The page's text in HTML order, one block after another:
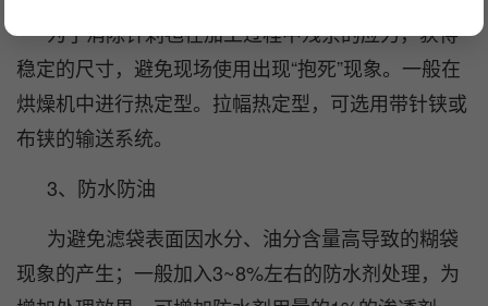
为了消除针刺毡在加工过程中残余的应力，获得
稳定的尺寸，避免现场使用出现“抱死”现象。一般在
烘燥机中进行热定型。拉幅热定型，可选用带针铗或
布铗的输送系统。
3、防水防油
为避免滤袋表面因水分、油分含量高导致的糊袋
现象的产生；一般加入3~8%左右的防水剂处理，为